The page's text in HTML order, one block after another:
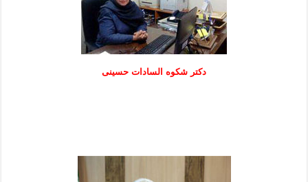
دكتر شكوه السادات حسينی